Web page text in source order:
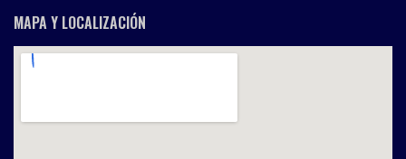
MAPA Y LOCALIZACIÓN